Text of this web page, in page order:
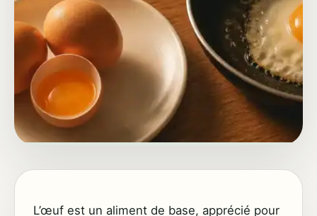
L’œuf est un aliment de base, apprécié pour